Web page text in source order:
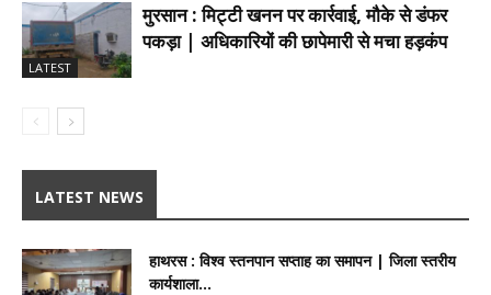
LATEST
मुरसान : मिट्टी खनन पर कार्रवाई, मौके से डंफर
पकड़ा | अधिकारियों की छापेमारी से मचा हड़कंप
LATEST NEWS
हाथरस : विश्व स्तनपान सप्ताह का समापन | जिला स्तरीय
कार्यशाला...